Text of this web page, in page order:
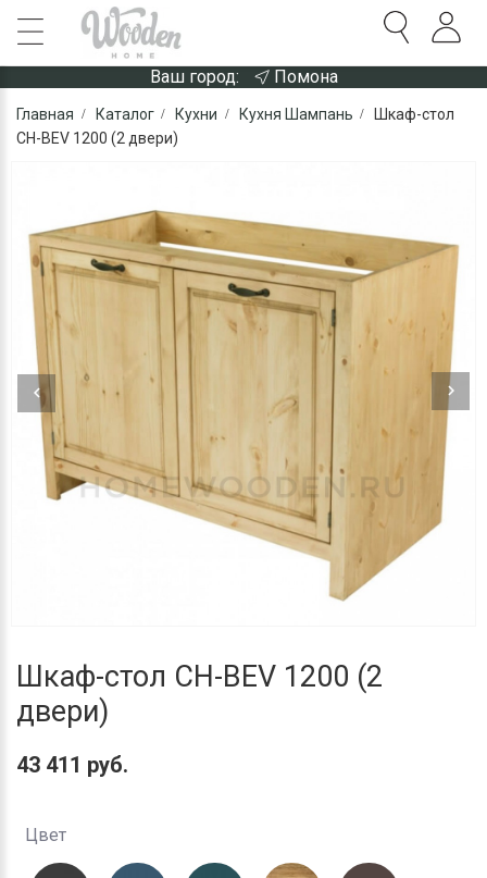
Ваш город: Помона
Главная Каталог Кухни Кухня Шампань
Шкаф-стол
CH-BEV 1200 (2 двери)
Шкаф-стол CH-BEV 1200 (2
двери)
43 411 руб.
Цвет